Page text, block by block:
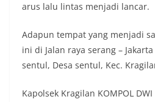
arus lalu lintas menjadi lancar.
Adapun tempat yang menjadi
ini di Jalan raya serang –
sentul, Desa sentul, Kec.
Kapolsek Kragilan KOMPOL DWI